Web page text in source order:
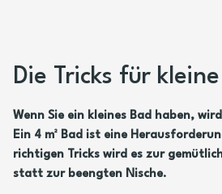
Die Tricks für
Wenn Sie ein kleines Bad haben,
Ein 4 m² Bad ist eine
richtigen Tricks wird es zur
statt zur beengten Nische.